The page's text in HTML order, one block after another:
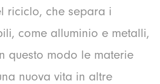
riciclo, che separa i
come alluminio e metalli,
questo modo le materie
nuova vita in altre